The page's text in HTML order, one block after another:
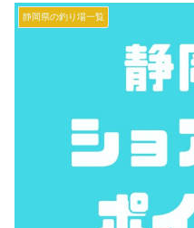
静岡県の釣り場一覧